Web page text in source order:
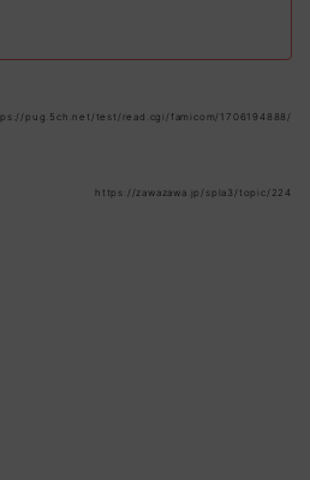
pug.5ch.net/test/read.cgi/famicom/1706194888/
https://zawazawa.jp/spla3/topic/224